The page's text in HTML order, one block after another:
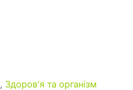
, Здоров'я та організм